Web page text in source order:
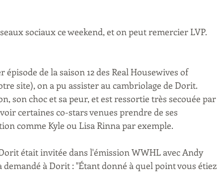
sociaux ce weekend, et on peut remercier LVP.
de la saison 12 des Real Housewives of
site), on a pu assister au cambriolage de Dorit.
son choc et sa peur, et est ressortie très secouée par
certaines co-stars venues prendre de ses
comme Kyle ou Lisa Rinna par exemple.
était invitée dans l'émission WWHL avec Andy
à Dorit : "Étant donné à quel point vous étiez